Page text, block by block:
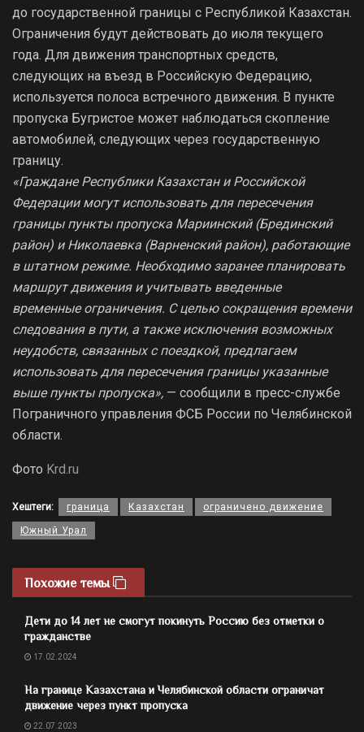
до государственной границы с Республикой Казахстан.
Ограничения будут действовать до июля текущего
года. Для движения транспортных средств,
следующих на въезд в Российскую Федерацию,
используется полоса встречного движения. В пункте
пропуска Бугристое может наблюдаться скопление
автомобилей, следующих через государственную
границу.
«Граждане Республики Казахстан и Российской
Федерации могут использовать для пересечения
границы пункты пропуска Мариинский (Брединский
район) и Николаевка (Варненский район), работающие
в штатном режиме. Необходимо заранее планировать
маршрут движения и учитывать введенные
временные ограничения. С целью сокращения времени
следования в пути, а также исключения возможных
неудобств, связанных с поездкой, предлагаем
использовать для пересечения границы указанные
выше пункты пропуска», — сообщили в пресс-службе
Пограничного управления ФСБ России по Челябинской
области.
Фото Krd.ru
Хештеги: граница Казахстан ограничено движение
Южный Урал
Похожие темы
Дети до 14 лет не смогут покинуть Россию без отметки о
гражданстве
17.02.2024
На границе Казахстана и Челябинской области ограничат
движение через пункт пропуска
22.07.2023